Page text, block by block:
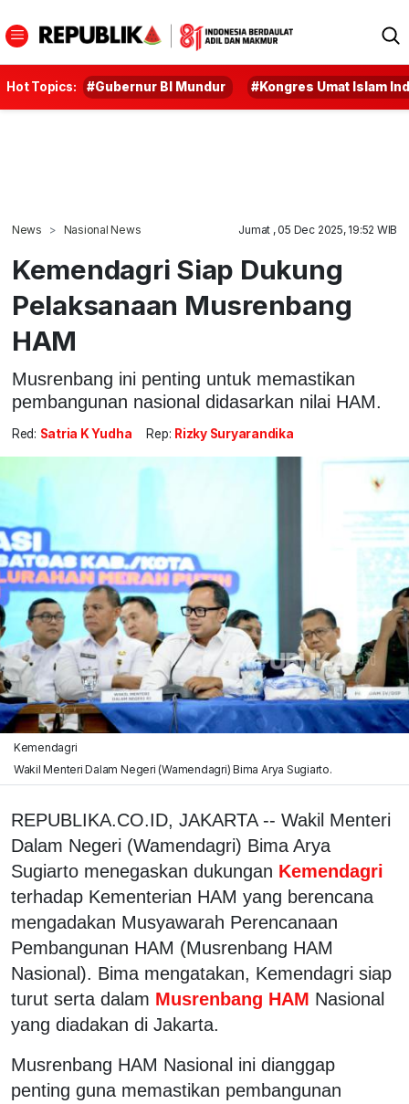
Hot Topics: #Gubernur BI Mundur #Kongres Umat Islam
News Nasional News Jumat , 05 Dec 2025, 19:52 WIB
Kemendagri Siap Dukung
Pelaksanaan Musrenbang
HAM
Musrenbang ini penting untuk memastikan
pembangunan nasional didasarkan nilai HAM.
Red: Satria K Yudha Rep: Rizky Suryarandika
Kemendagri
Wakil Menteri Dalam Negeri (Wamendagri) Bima Arya Sugiarto.
REPUBLIKA.CO.ID, JAKARTA -- Wakil Menteri
Dalam Negeri (Wamendagri) Bima Arya
Sugiarto menegaskan dukungan Kemendagri
terhadap Kementerian HAM yang berencana
mengadakan Musyawarah Perencanaan
Pembangunan HAM (Musrenbang HAM
Nasional). Bima mengatakan, Kemendagri siap
turut serta dalam Musrenbang HAM Nasional
yang diadakan di Jakarta.
Musrenbang HAM Nasional ini dianggap
penting guna memastikan pembangunan